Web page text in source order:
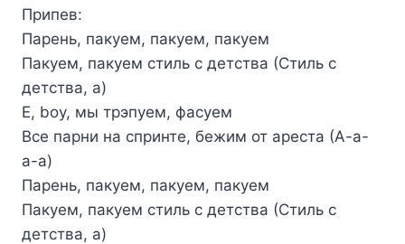
Припев:
Парень, пакуем, пакуем, пакуем
Пакуем, пакуем стиль с детства (Стиль с
детства, а)
Е, boy, мы трэпуем, фасуем
Все парни на спринте, бежим от ареста (А-а-
а-а)
Парень, пакуем, пакуем, пакуем
Пакуем, пакуем стиль с детства (Стиль с
детства, а)